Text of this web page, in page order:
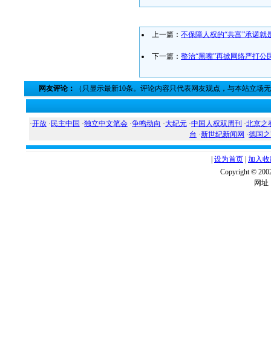
上一篇： 不保障人权的“共富”承诺就
下一篇： 整治“黑嘴”再掀网络严打公
网友评论： （只显示最新10条。评论内容只代表网友观点，与本站立场
·开放 · 民主中国 ·独立中文笔会 ·争鸣动向 ·大纪元 ·中国人权双周刊 ·北京之
台 ·新世纪新闻网 ·德国
设为首页 加入
Copyright ©
网址